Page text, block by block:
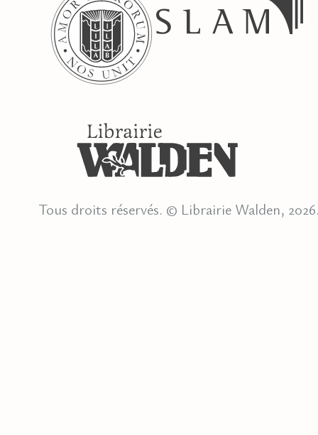
Tous droits réservés. © Librairie Walden,